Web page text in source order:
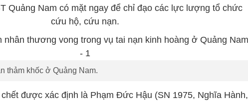
Quảng Nam có mặt ngay để chỉ đạo các lực lượng tổ chức
cứu hộ, cứu nạn.
thảm khốc ở Quảng Nam.
được xác định là Phạm Đức Hậu (SN 1975, Nghĩa Hành,